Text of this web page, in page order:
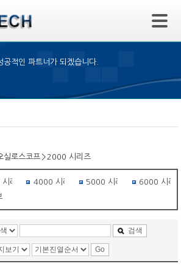
적인 파트너가 되겠습니다.
입니다.
실로스코프 > 2000 시리즈
리즈 4000 시리즈 5000 시리즈
6000 시리
검색